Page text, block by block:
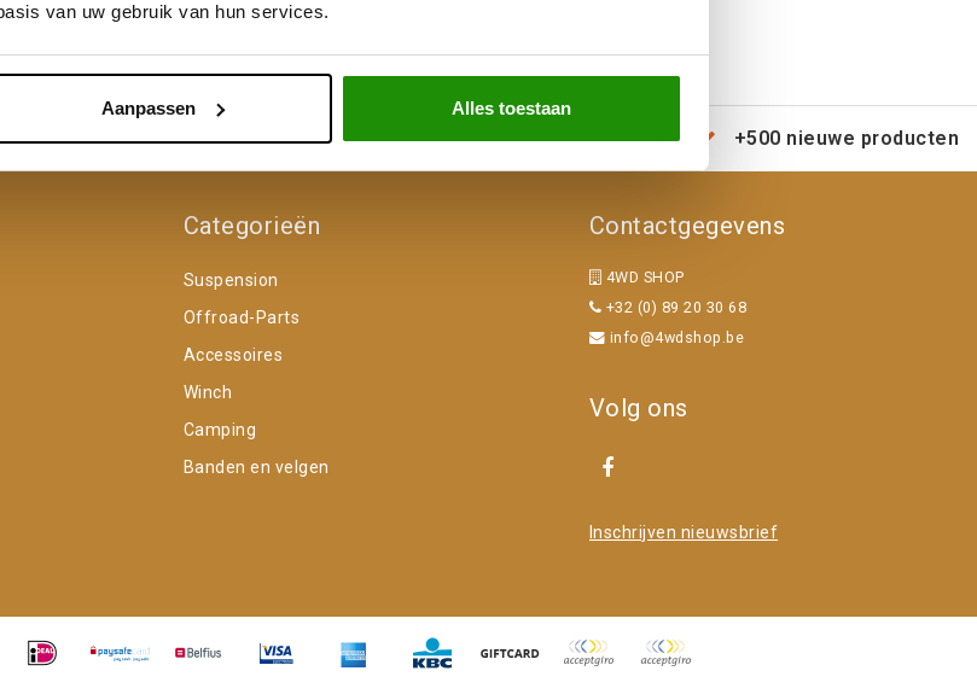
van uw gebruik van hun services.
Aanpassen Alles toestaan
verkoop Advies van specialisten Verzending door heel Europa +500 nieuwe producten
Categorieën
Suspension
Offroad-Parts
Accessoires
Winch
Camping
Banden en velgen
Contactgegevens
4WD SHOP
+32 (0) 89 20 30 68
info@4wdshop.be
Volg ons
Inschrijven nieuwsbrief